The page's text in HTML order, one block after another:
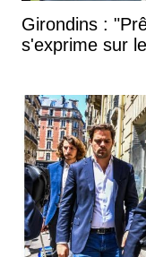
Girondins :
s'exprime sur